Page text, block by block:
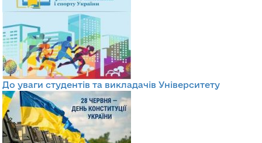
До уваги студентів та викладачів Університету